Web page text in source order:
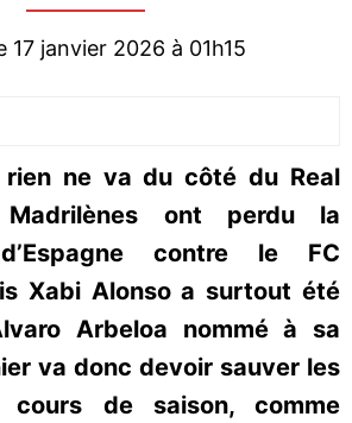
17 janvier 2026 à 01h15
rien ne va du côté du Real
ont perdu la
contre le FC
Xabi Alonso a surtout été
Arbeloa nommé à sa
va donc devoir sauver les
cours de saison, comme